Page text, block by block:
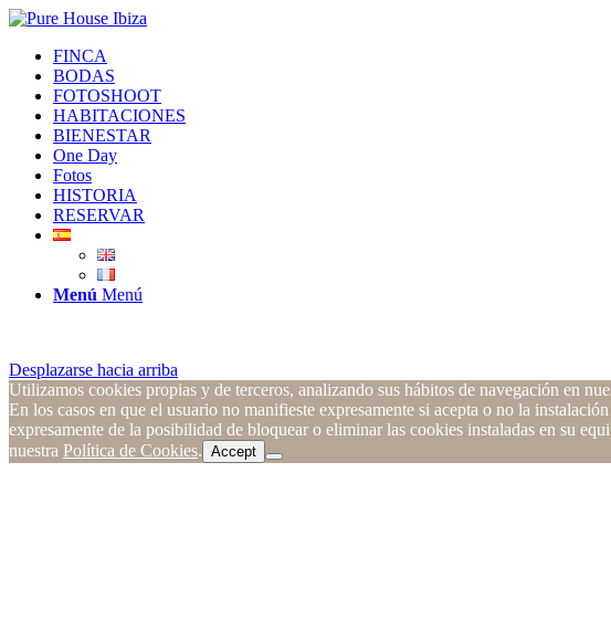
FINCA
BODAS
FOTOSHOOT
HABITACIONES
BIENESTAR
One Day
Fotos
HISTORIA
RESERVAR
Menú Menú
Desplazarse hacia arriba
Utilizamos cookies propias y de terceros, analizando sus hábitos de navegación en
En los casos en que el usuario no manifieste expresamente si acepta o no la
expresamente de la posibilidad de bloquear o eliminar las cookies instaladas en su
nuestra Política de Cookies. Accept